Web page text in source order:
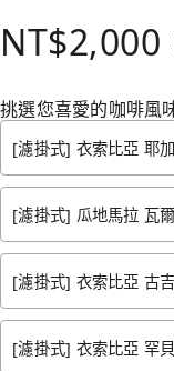
NT$2,000
挑選您喜愛的咖啡風
[濾掛式] 衣索比亞 耶
[濾掛式] 瓜地馬拉 瓦
[濾掛式] 衣索比亞 古
[濾掛式] 衣索比亞 罕